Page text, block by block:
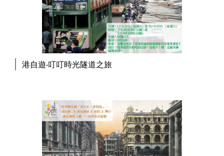
港自遊·叮叮時光隧道之旅